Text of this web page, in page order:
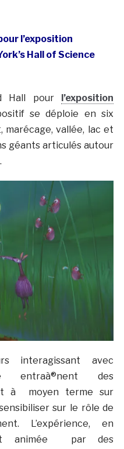
l’exposition
Hall of Science
Hall pour
l’exposition
se déploie en six
marécage, vallée, lac et
géants articulés autour
interagissant avec
entraà®nent des
à moyen terme sur
sur le rôle de
L’expérience, en
animée par des